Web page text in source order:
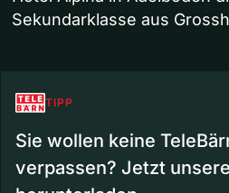
Sekundarklasse aus
TIPP
Sie wollen keine
verpassen? Jetzt